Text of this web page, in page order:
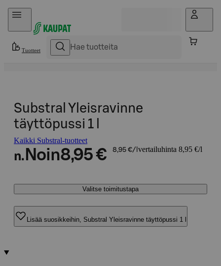
Hyppää sisältöön
Tuotteet
Substral Yleisravinne
täyttöpussi 1 l
Kaikki Substral-tuotteet
n. Noin8,95 € 8,95 €/l vertailuhinta 8,95 €/l
Valitse toimitustapa
Lisää suosikkeihin, Substral Yleisravinne täyttöpussi 1 l